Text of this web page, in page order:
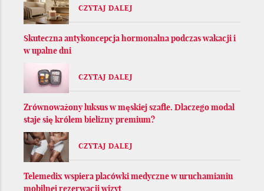
CZYTAJ DALEJ
Skuteczna antykoncepcja hormonalna podczas wakacji i
w upalne dni
CZYTAJ DALEJ
Zrównoważony luksus w męskiej szafie. Dlaczego modal
staje się królem bielizny premium?
CZYTAJ DALEJ
Telemedix wspiera placówki medyczne w uruchamianiu
mobilnej rezerwacji wizyt